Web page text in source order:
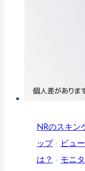
と
こ
の
NRのスキン
ップ· ビュ
は？ · モニ